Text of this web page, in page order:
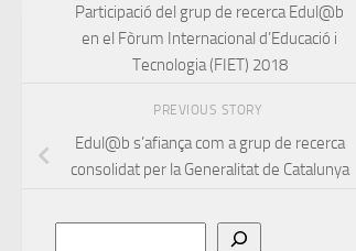
Participació del grup de recerca Edul@b
en el Fòrum Internacional d’Educació i
Tecnologia (FIET) 2018
PREVIOUS STORY
Edul@b s’afiança com a grup de recerca
consolidat per la Generalitat de Catalunya